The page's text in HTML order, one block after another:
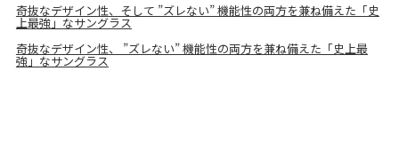
奇抜なデザイン性、そして ”ズレない” 機能性の両方を兼ね備えた「史
上最強」なサングラス
奇抜なデザイン性、 ”ズレない” 機能性の両方を兼ね備えた「史上最
強」なサングラス